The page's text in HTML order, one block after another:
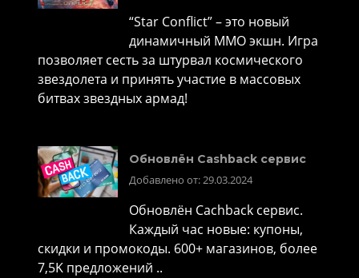
“Star Conflict” – это новый
динамичный MMO экшн. Игра
позволяет сесть за штурвал космического
звездолета и принять участие в массовых
битвах звездных армад!
Обновлён Cashback сервис
Добавлено от: 29.03.2024
Обновлён Cachback сервис.
Каждый час новые: купоны,
скидки и промокоды. 600+ магазинов, более
7,5K предложений ..